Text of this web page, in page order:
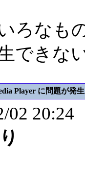
ろなも
できな
Player に問題が発生
02 20:24